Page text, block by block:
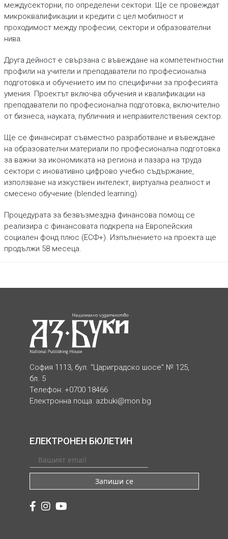
междусекторни, по определени сектори. Ще се провеждат
микроквалификации и кредити с цел мобилност и
проходимост между професии, сектори и образователни
нива.
Друга дейност е свързана с въвеждане на компетентностни
профили на учители и преподаватели по професионална
подготовка и обучението им по специфични за професията
умения. Проектът включва обучения и квалификации на
преподаватели по професионална подготовка, включително
от бизнеса, науката, публичния и неправителствения сектор.
Ще се финансират съвместно разработване и въвеждане
на образователни материали по професионална подготовка
за важни за икономиката на региона и пазара на труда
сектори с иновативно цифрово учебно съдържание,
използване на изкуствен интелект, виртуална реалност и
смесено обучение (blended learning).
Процедурата за безвъзмездна финансова помощ се
реализира с финансовата подкрепа на Европейския
социален фонд плюс (ЕСФ+). Изпълнението на проекта ще
продължи 58 месеца.
София 1113, бул. “Цариградско шосе” № 125,
бл. 5
Телефон: +0700 18466
Електронна поща: azbuki@mon.bg
ЕЛЕКТРОНЕН БЮЛЕТИН
Запиши се